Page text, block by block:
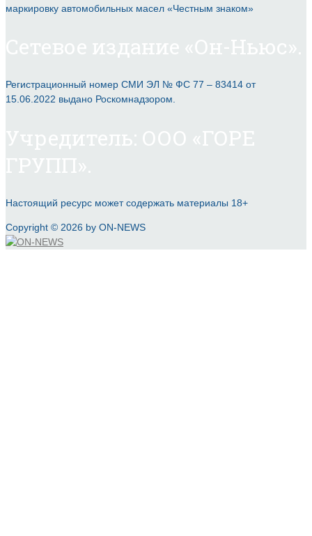
маркировку автомобильных масел «Честным знаком»
Регистрационный номер СМИ ЭЛ № ФС 77 – 83414 от
15.06.2022 выдано Роскомнадзором.
Настоящий ресурс может содержать материалы 18+
Copyright © 2026 by ON-NEWS